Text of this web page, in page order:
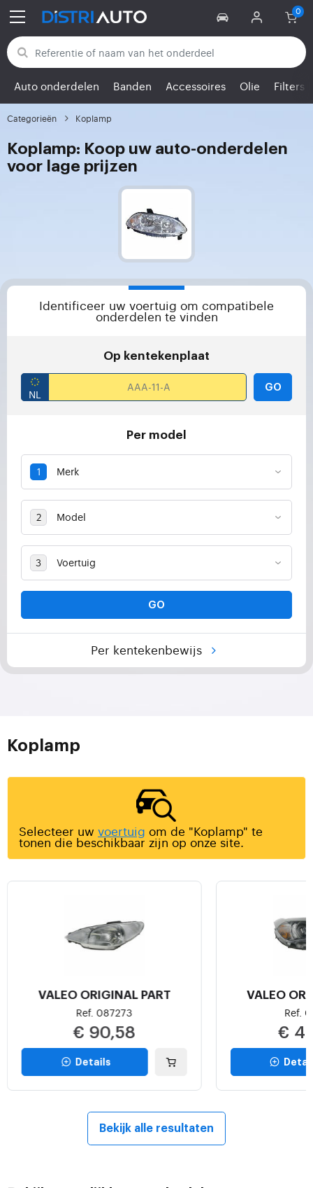
Terug naar categorieën
Auto onderdelen Banden Accessoires Olie Filters
Categorieën Koplamp
Koplamp: Koop uw auto-onderdelen
voor lage prijzen
Identificeer uw voertuig om compatibele
onderdelen te vinden
Op kentekenplaat
GO
Per model
GO
Per kentekenbewijs
Koplamp
Selecteer uw voertuig om de "Koplamp" te
tonen die beschikbaar zijn op onze site.
VALEO ORIGINAL PART
Ref. 087273
€ 90,58
Details
VALEO
Ref.
€
Bekijk alle resultaten